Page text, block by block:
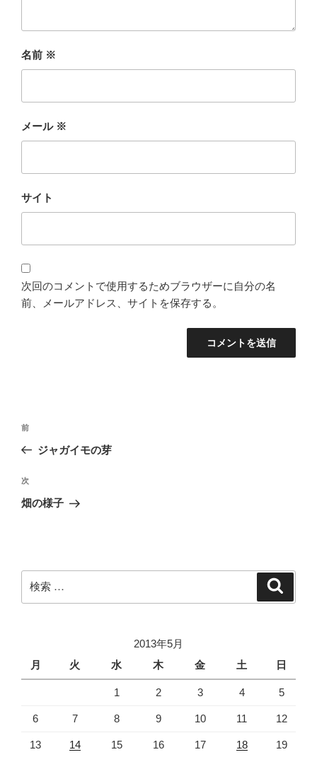
名前 ※
メール ※
サイト
次回のコメントで使用するためブラウザーに自分の名
前、メールアドレス、サイトを保存する。
投
ビ
ゲ
ン
過
去
投
稿
前
ジャガイモの芽
次
の
次
畑の様子
索:
2013年5月
月
火 水 木 金 土 日
1 2 3 4 5
6 7 8 9 10 11 12
13 14 15 16 17 18 19